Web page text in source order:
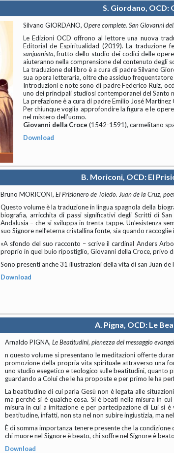
S. Giordano, OCD:
Silvano GIORDANO, Opere complete. San Giovanni
Le Edizioni OCD offrono al lettore una nuova
Editorial de Espiritualidad (2019). La traduzione
sanjuanista, frutto dello studio dei codici delle
aiuteranno nella comprensione del contenuto degli
La traduzione del libro è a cura di padre Silvano
sua opera letteraria, oltre che assiduo
Introduzioni e note sono di padre Federico Ruiz,
uno dei principali studiosi contemporanei del Santo
La prefazione è a cura di padre Emilio José
Per chiunque voglia approfondire la figura e le
nel mistero dell’uomo.
Giovanni della Croce (1542-1591), carmelitano
Download
B. Moriconi, OCD: El
Bruno MORICONI, El Prisionero de Toledo. Juan de la Cruz,
Questo volume è la traduzione in lingua spagnola della
biografia, arricchita di passi significativi degli Scritti di
Andalusia – che si sviluppa in trenta tappe. Un’esistenza
suo Signore nell’eterna cristallina fonte, sia quando
«A sfondo del suo racconto – scrive il cardinal Anders
proprio in quel buio ripostiglio, Giovanni della Croce, privo
Sono presenti anche 31 illustrazioni della vita di san Juan
Download
A. Pigna, OCD: Le
Arnaldo PIGNA, Le Beatitudini, pienezza del messaggio
n questo volume si presentano le meditazioni offerte
promozione della propria vita spirituale attraverso una
uno studio esegetico e teologico sulle beatitudini, quanto
guardando a Colui che le ha proposte e per primo le ha
La beatitudine di cui parla Gesù non è legata alle
ma perché si è qualche cosa. Si è beati nella misura in
misura in cui a imitazione e per partecipazione di Lui si
beatitudine, infatti, non sta nel non subire ingiustizia, ma
È di somma importanza tenere presente che la
chi muore nel Signore è beato, chi soffre nel Signore è
Download